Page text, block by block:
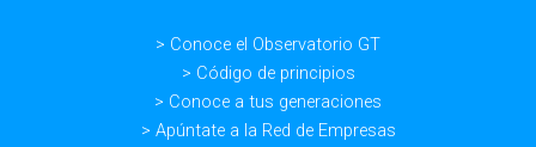
> Conoce el Observatorio GT
> Código de principios
> Conoce a tus generaciones
> Apúntate a la Red de Empresas